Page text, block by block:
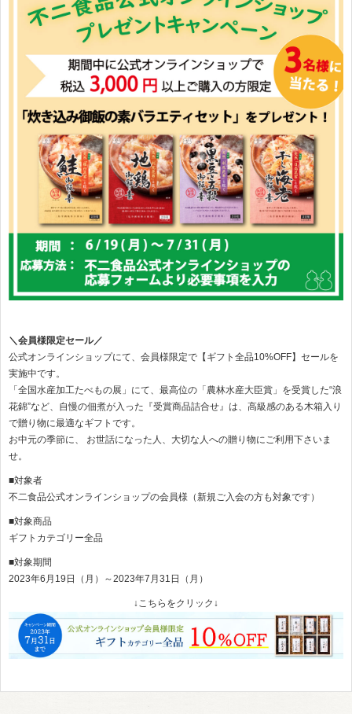
＼会員様限定セール／
公式オンラインショップにて、会員様限定で【ギフト全品10%OFF】セールを
実施中です。
「全国水産加工たべもの展」にて、最高位の「農林水産大臣賞」を受賞した“浪
花錦”など、自慢の佃煮が入った『受賞商品詰合せ』は、高級感のある木箱入り
で贈り物に最適なギフトです。
お中元の季節に、 お世話になった人、大切な人への贈り物にご利用下さいま
せ。
■対象者
不二食品公式オンラインショップの会員様（新規ご入会の方も対象です）
■対象商品
ギフトカテゴリー全品
■対象期間
2023年6月19日（月）～2023年7月31日（月）
↓こちらをクリック↓